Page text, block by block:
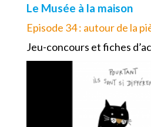
Le Musée à la maison
Episode 34 : autour de la
Jeu-concours et fiches